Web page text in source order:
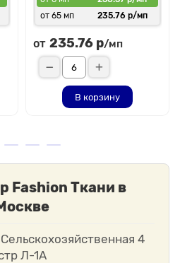
от 65 мп
235.76 р/мп
от 235.76 р/мп
В корзину
Fashion Ткани в
4
Л-1А